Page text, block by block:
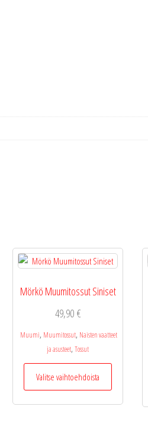
Mörkö Muumitossut Siniset
49,90 €
Muumi, Muumitossut, Naisten vaatteet
ja asusteet, Tossut
Valitse vaihtoehdoista
Tällä